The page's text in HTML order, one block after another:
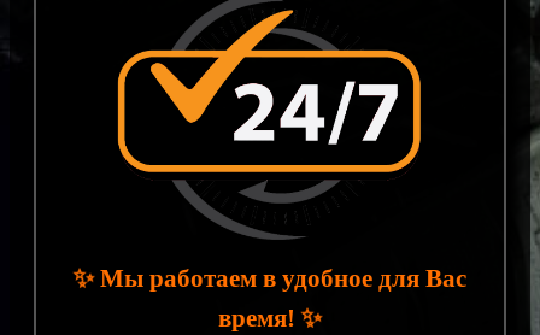
✨Мы работаем в удобное для Вас
время!✨